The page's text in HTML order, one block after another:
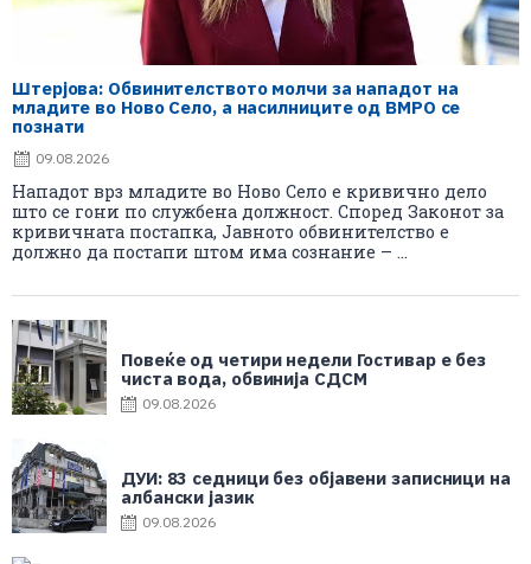
Штерјова: Обвинителството молчи за нападот на
младите во Ново Село, а насилниците од ВМРО се
познати
09.08.2026
Нападот врз младите во Ново Село е кривично дело
што се гони по службена должност. Според Законот за
кривичната постапка, Јавното обвинителство е
должно да постапи штом има сознание – ...
Повеќе од четири недели Гостивар е без
чиста вода, обвинија СДСМ
09.08.2026
ДУИ: 83 седници без објавени записници на
албански јазик
09.08.2026